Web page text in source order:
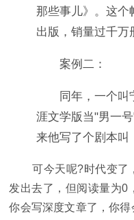
那些事儿》。这个
出版，销量过千万
案例二：
同年，一个
涯文学版当"男一
来他写了个剧本叫
可今天呢?时代变了
发出去了，但阅读量为0
你会写深度文章了，你